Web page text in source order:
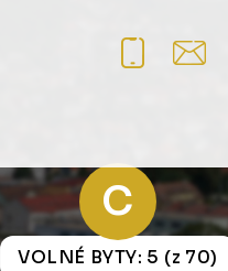
C
VOLNÉ BYTY: 5 (z 70)